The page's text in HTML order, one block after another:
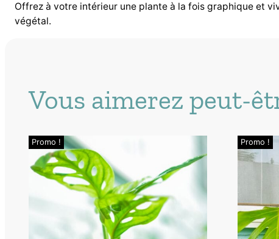
Offrez à votre intérieur une plante à la fois graphique et
végétal.
Vous aimerez peut-
Promo ! Promo !